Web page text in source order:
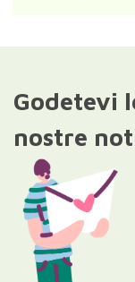
Godetevi
nostre